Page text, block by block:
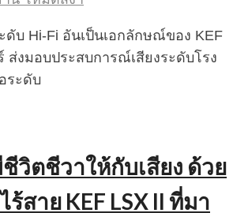
บ Hi-Fi อันเป็นเอกลักษณ์ของ KEF
ส่งมอบประสบการณ์เสียงระดับโรง
ระดับ
วิตชีวาให้กับเสียง ด้วย
สาย KEF LSX II ที่มา